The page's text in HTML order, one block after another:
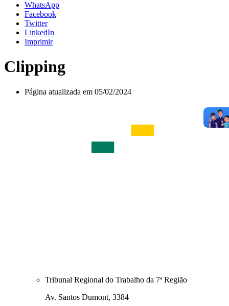
WhatsApp
Facebook
Twitter
LinkedIn
Imprimir
Clipping
Página atualizada em 05/02/2024
Tribunal Regional do Trabalho da 7ª Região
Av. Santos Dumont, 3384